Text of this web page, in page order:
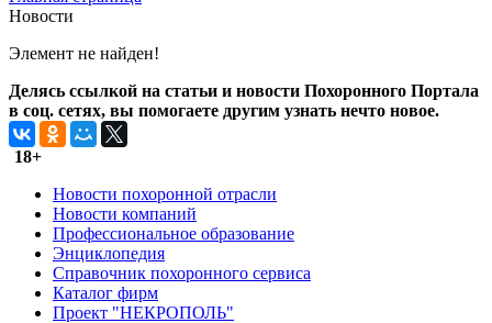
Новости
Элемент не найден!
Делясь ссылкой на статьи и новости Похоронного Портала
в соц. сетях, вы помогаете другим узнать нечто новое.
18+
Новости похоронной отрасли
Новости компаний
Профессиональное образование
Энциклопедия
Справочник похоронного сервиса
Каталог фирм
Проект "НЕКРОПОЛЬ"